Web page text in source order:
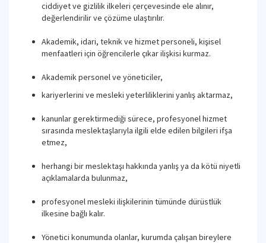
ciddiyet ve gizlilik ilkeleri çerçevesinde ele alınır,
değerlendirilir ve çözüme ulaştırılır.
Akademik, idari, teknik ve hizmet personeli, kişisel
menfaatleri için öğrencilerle çıkar ilişkisi kurmaz.
Akademik personel ve yöneticiler,
kariyerlerini ve mesleki yeterliliklerini yanlış aktarmaz,
kanunlar gerektirmediği sürece, profesyonel hizmet
sırasında meslektaşlarıyla ilgili elde edilen bilgileri ifşa
etmez,
herhangi bir meslektaşı hakkında yanlış ya da kötü niyetli
açıklamalarda bulunmaz,
profesyonel mesleki ilişkilerinin tümünde dürüstlük
ilkesine bağlı kalır.
Yönetici konumunda olanlar, kurumda çalışan bireylere